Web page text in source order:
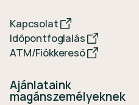
Kapcsolat
Időpontfoglalás
ATM/Fiókkereső
Ajánlataink
magánszemélyeknek